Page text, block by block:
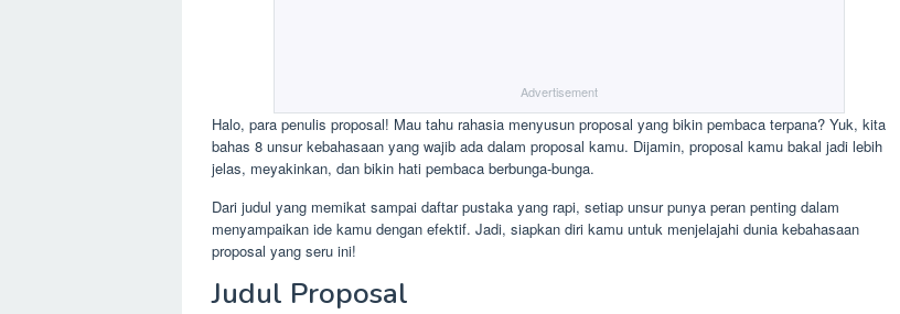
Advertisement
Halo, para penulis proposal! Mau tahu rahasia menyusun proposal yang bikin pembaca terpana? Yuk, kita
bahas 8 unsur kebahasaan yang wajib ada dalam proposal kamu. Dijamin, proposal kamu bakal jadi lebih
jelas, meyakinkan, dan bikin hati pembaca berbunga-bunga.
Dari judul yang memikat sampai daftar pustaka yang rapi, setiap unsur punya peran penting dalam
menyampaikan ide kamu dengan efektif. Jadi, siapkan diri kamu untuk menjelajahi dunia kebahasaan
proposal yang seru ini!
Judul Proposal